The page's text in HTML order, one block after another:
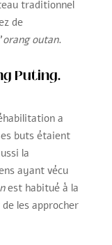
traditionnel
de
orang outan.
Puting.
a
buts étaient
la
ayant vécu
est habitué à la
les approcher